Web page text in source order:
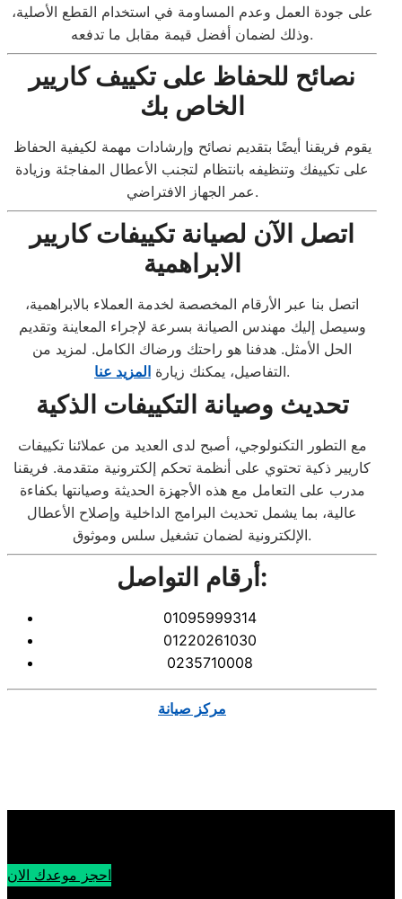
على جودة العمل وعدم المساومة في استخدام القطع الأصلية،
وذلك لضمان أفضل قيمة مقابل ما تدفعه.
نصائح للحفاظ على تكييف كاريير
الخاص بك
يقوم فريقنا أيضًا بتقديم نصائح وإرشادات مهمة لكيفية الحفاظ
على تكييفك وتنظيفه بانتظام لتجنب الأعطال المفاجئة وزيادة
عمر الجهاز الافتراضي.
اتصل الآن لصيانة تكييفات كاريير
الابراهمية
اتصل بنا عبر الأرقام المخصصة لخدمة العملاء بالابراهمية،
وسيصل إليك مهندس الصيانة بسرعة لإجراء المعاينة وتقديم
الحل الأمثل. هدفنا هو راحتك ورضاك الكامل. لمزيد من
التفاصيل، يمكنك زيارة المزيد عنا .
تحديث وصيانة التكييفات الذكية
مع التطور التكنولوجي، أصبح لدى العديد من عملائنا تكييفات
كاريير ذكية تحتوي على أنظمة تحكم إلكترونية متقدمة. فريقنا
مدرب على التعامل مع هذه الأجهزة الحديثة وصيانتها بكفاءة
عالية، بما يشمل تحديث البرامج الداخلية وإصلاح الأعطال
الإلكترونية لضمان تشغيل سلس وموثوق.
أرقام التواصل:
01095999314
01220261030
0235710008
مركز صيانة
احجز موعدك الان